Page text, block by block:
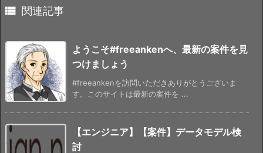
 関連記事
ようこそ#freeankenへ、最新の案件を見
つけましょう
#freeankenを訪問いただきありがとうございま
す。このサイトは最新の案件を ...
【エンジニア】【案件】データモデル検
討